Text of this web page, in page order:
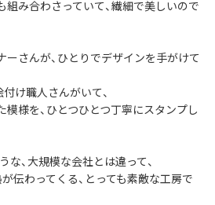
み合わさっていて、繊細で美しいので
さんが、ひとりでデザインを手がけて
け職人さんがいて、
様を、ひとつひとつ丁寧にスタンプし
な、大規模な会社とは違って、
伝わってくる、とっても素敵な工房で